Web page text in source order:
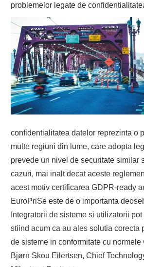
problemelor legate de
confidentialitatea datelor reprezinta o
multe regiuni din lume, care adopta
prevede un nivel de securitate similar
cazuri, mai inalt decat aceste
acest motiv certificarea GDPR-ready
EuroPriSe este de o importanta
Integratorii de sisteme si utilizatorii
stiind acum ca au ales solutia corecta
de sisteme in conformitate cu normele
Bjørn Skou Eilertsen, Chief